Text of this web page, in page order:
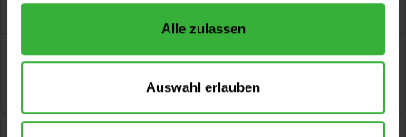
Alle zulassen
Auswahl erlauben
Beschreibung
Hohlraumversiegelung auf Wachsbasis (Weiß transparent)
Schützt besonders rostanfällige...mehr